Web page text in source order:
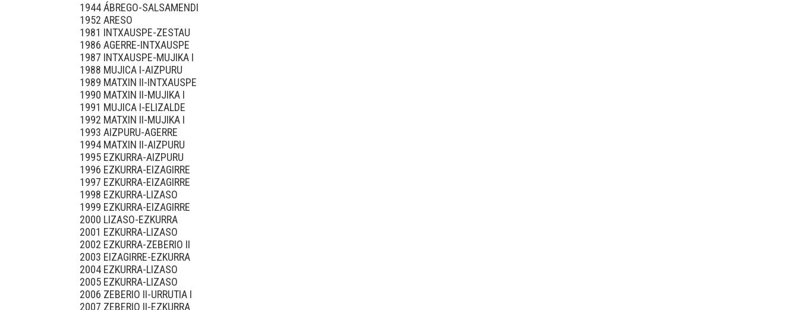
1944 ÁBREGO-SALSAMENDI
1952 ARESO
1981 INTXAUSPE-ZESTAU
1986 AGERRE-INTXAUSPE
1987 INTXAUSPE-MUJIKA I
1988 MUJICA I-AIZPURU
1989 MATXIN II-INTXAUSPE
1990 MATXIN II-MUJIKA I
1991 MUJICA I-ELIZALDE
1992 MATXIN II-MUJIKA I
1993 AIZPURU-AGERRE
1994 MATXIN II-AIZPURU
1995 EZKURRA-AIZPURU
1996 EZKURRA-EIZAGIRRE
1997 EZKURRA-EIZAGIRRE
1998 EZKURRA-LIZASO
1999 EZKURRA-EIZAGIRRE
2000 LIZASO-EZKURRA
2001 EZKURRA-LIZASO
2002 EZKURRA-ZEBERIO II
2003 EIZAGIRRE-EZKURRA
2004 EZKURRA-LIZASO
2005 EZKURRA-LIZASO
2006 ZEBERIO II-URRUTIA I
2007 ZEBERIO II-EZKURRA